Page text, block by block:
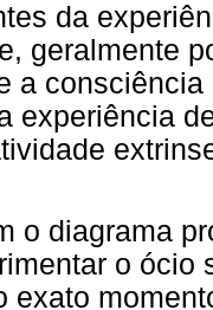
da
geralmente
a
experiência
o diagrama
o ócio
exato